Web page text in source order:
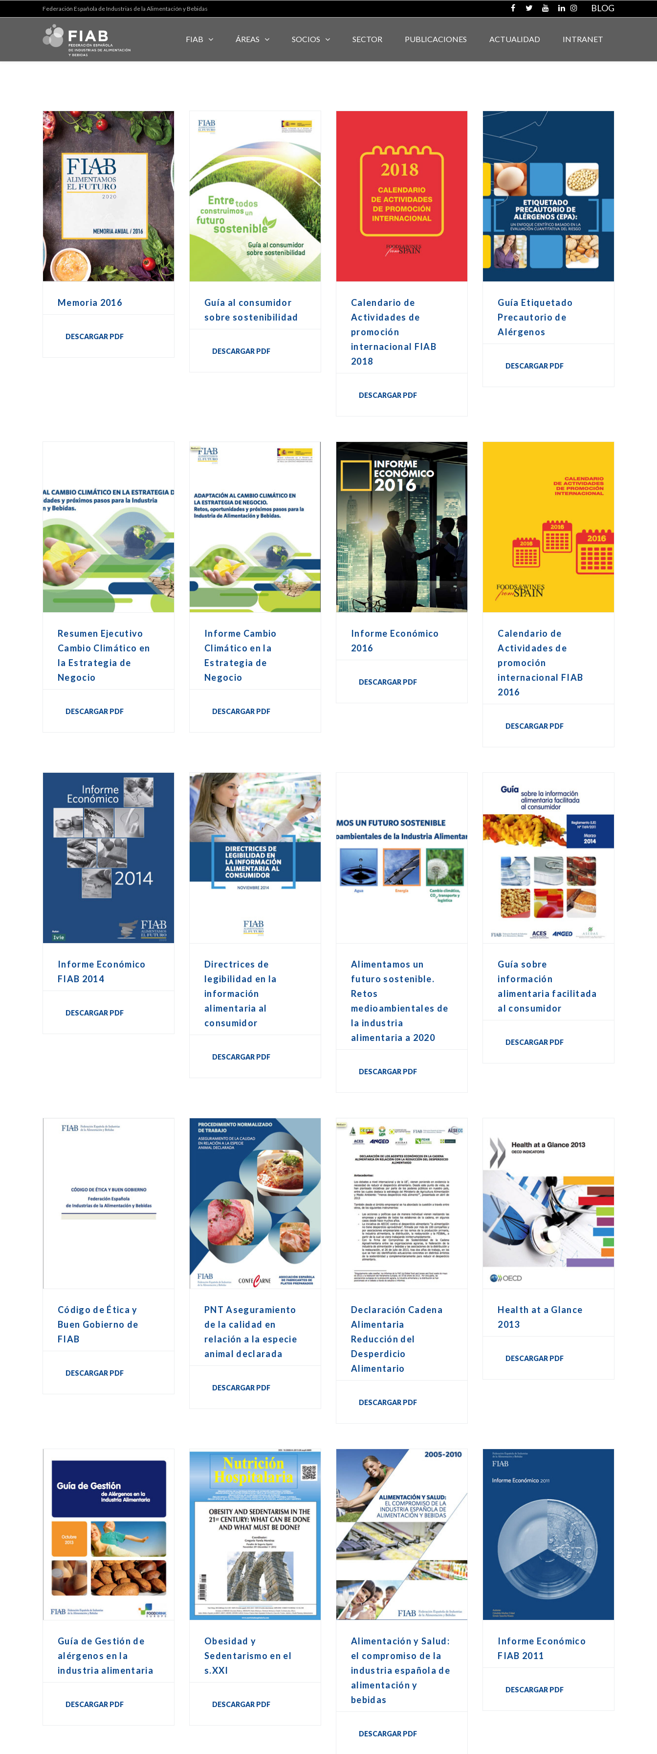
Federación Española de Industrias de la Alimentación y Bebidas BLOG
FIAB ÁREAS SOCIOS SECTOR PUBLICACIONES ACTUALIDAD INTRANET
Memoria 2016
DESCARGAR PDF
Guía al consumidor
sobre sostenibilidad
DESCARGAR PDF
Calendario de
Actividades de
promoción
internacional FIAB
2018
DESCARGAR PDF
Guía Etiquetado
Precautorio de
Alérgenos
DESCARGAR PDF
Resumen Ejecutivo
Cambio Climático en
la Estrategia de
Negocio
DESCARGAR PDF
Informe Cambio
Climático en la
Estrategia de
Negocio
DESCARGAR PDF
Informe Económico
2016
DESCARGAR PDF
Calendario de
Actividades de
promoción
internacional FIAB
2016
DESCARGAR PDF
Informe Económico
FIAB 2014
DESCARGAR PDF
Directrices de
legibilidad en la
información
alimentaria al
consumidor
DESCARGAR PDF
Alimentamos un
futuro sostenible.
Retos
medioambientales de
la industria
alimentaria a 2020
DESCARGAR PDF
Guía sobre
información
alimentaria facilitada
al consumidor
DESCARGAR PDF
Código de Ética y
Buen Gobierno de
FIAB
DESCARGAR PDF
PNT Aseguramiento
de la calidad en
relación a la especie
animal declarada
DESCARGAR PDF
Declaración Cadena
Alimentaria
Reducción del
Desperdicio
Alimentario
DESCARGAR PDF
Health at a Glance
2013
DESCARGAR PDF
Guía de Gestión de
alérgenos en la
industria alimentaria
DESCARGAR PDF
Obesidad y
Sedentarismo en el
s.XXI
DESCARGAR PDF
Alimentación y Salud:
el compromiso de la
industria española de
alimentación y
bebidas
DESCARGAR PDF
Informe Económico
FIAB 2011
DESCARGAR PDF